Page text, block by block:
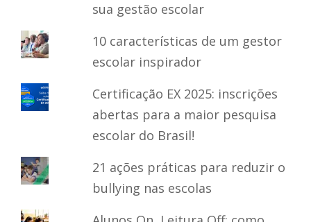
sua gestão escolar
10 características de um gestor
escolar inspirador
Certificação EX 2025: inscrições
abertas para a maior pesquisa
escolar do Brasil!
21 ações práticas para reduzir o
bullying nas escolas